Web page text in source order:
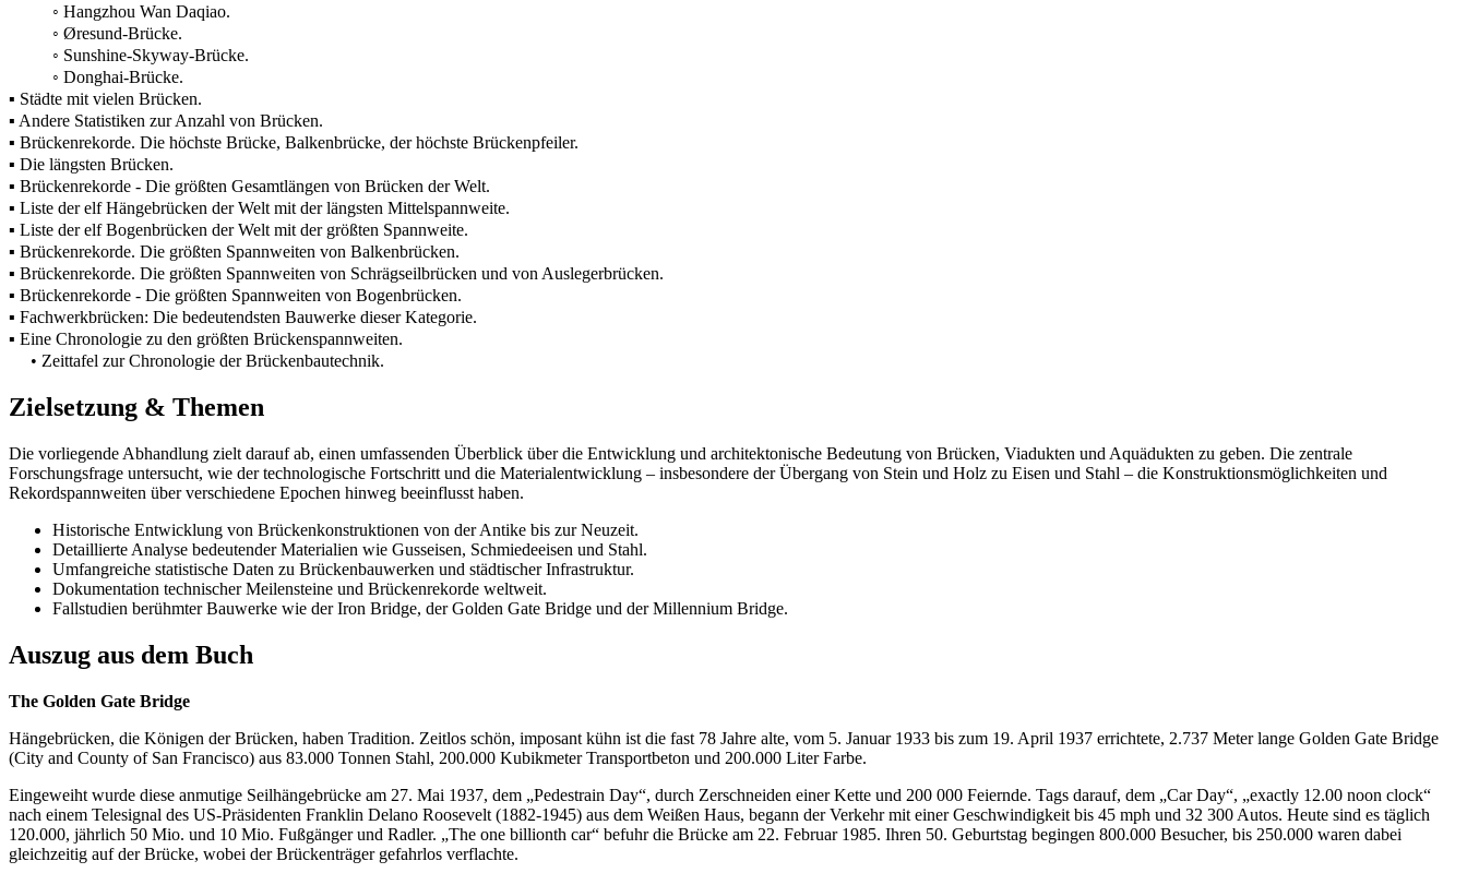
◦ Hangzhou Wan Daqiao.
◦ Øresund-Brücke.
◦ Sunshine-Skyway-Brücke.
◦ Donghai-Brücke.
▪ Städte mit vielen Brücken.
▪ Andere Statistiken zur Anzahl von Brücken.
▪ Brückenrekorde. Die höchste Brücke, Balkenbrücke, der höchste Brückenpfeiler.
▪ Die längsten Brücken.
▪ Brückenrekorde - Die größten Gesamtlängen von Brücken der Welt.
▪ Liste der elf Hängebrücken der Welt mit der längsten Mittelspannweite.
▪ Liste der elf Bogenbrücken der Welt mit der größten Spannweite.
▪ Brückenrekorde. Die größten Spannweiten von Balkenbrücken.
▪ Brückenrekorde. Die größten Spannweiten von Schrägseilbrücken und von Auslegerbrücken.
▪ Brückenrekorde - Die größten Spannweiten von Bogenbrücken.
▪ Fachwerkbrücken: Die bedeutendsten Bauwerke dieser Kategorie.
▪ Eine Chronologie zu den größten Brückenspannweiten.
• Zeittafel zur Chronologie der Brückenbautechnik.
Zielsetzung & Themen
Die vorliegende Abhandlung zielt darauf ab, einen umfassenden Überblick über die Entwicklung und architektonische Bedeutung von Brücken, Viadukten und Aquädukten zu geben. Die zentrale
Forschungsfrage untersucht, wie der technologische Fortschritt und die Materialentwicklung – insbesondere der Übergang von Stein und Holz zu Eisen und Stahl – die Konstruktionsmöglichkeiten und
Rekordspannweiten über verschiedene Epochen hinweg beeinflusst haben.
Historische Entwicklung von Brückenkonstruktionen von der Antike bis zur Neuzeit.
Detaillierte Analyse bedeutender Materialien wie Gusseisen, Schmiedeeisen und Stahl.
Umfangreiche statistische Daten zu Brückenbauwerken und städtischer Infrastruktur.
Dokumentation technischer Meilensteine und Brückenrekorde weltweit.
Fallstudien berühmter Bauwerke wie der Iron Bridge, der Golden Gate Bridge und der Millennium Bridge.
Auszug aus dem Buch
The Golden Gate Bridge
Hängebrücken, die Königen der Brücken, haben Tradition. Zeitlos schön, imposant kühn ist die fast 78 Jahre alte, vom 5. Januar 1933 bis zum 19. April 1937 errichtete, 2.737 Meter lange Golden Gate Bridge
(City and County of San Francisco) aus 83.000 Tonnen Stahl, 200.000 Kubikmeter Transportbeton und 200.000 Liter Farbe.
Eingeweiht wurde diese anmutige Seilhängebrücke am 27. Mai 1937, dem „Pedestrain Day“, durch Zerschneiden einer Kette und 200 000 Feiernde. Tags darauf, dem „Car Day“, „exactly 12.00 noon clock“
nach einem Telesignal des US-Präsidenten Franklin Delano Roosevelt (1882-1945) aus dem Weißen Haus, begann der Verkehr mit einer Geschwindigkeit bis 45 mph und 32 300 Autos. Heute sind es täglich
120.000, jährlich 50 Mio. und 10 Mio. Fußgänger und Radler. „The one billionth car“ befuhr die Brücke am 22. Februar 1985. Ihren 50. Geburtstag begingen 800.000 Besucher, bis 250.000 waren dabei
gleichzeitig auf der Brücke, wobei der Brückenträger gefahrlos verflachte.